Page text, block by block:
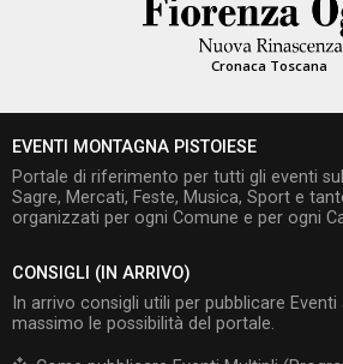
Cronaca Toscana
EVENTI MONTAGNA PISTOIESE
Portale di riferimento per tutti gli eventi
Sagre, Mercati, Feste, Musica, Sport e
organizzati per ogni Comune e per ogni
CONSIGLI (IN ARRIVO)
In arrivo consigli utili per pubblicare
massimo le possibilità del portale.